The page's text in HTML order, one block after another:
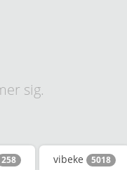
sig.
258 vibeke 5018